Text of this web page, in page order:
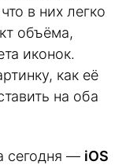
что в них легко
объёма,
иконок.
как её
на оба
сегодня — iOS